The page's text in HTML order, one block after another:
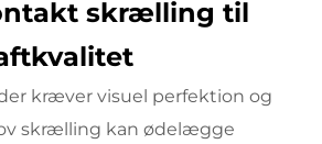
skrælling til
kræver visuel perfektion og
skrælling kan ødelægge